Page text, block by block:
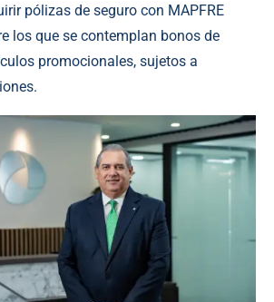
pólizas de seguro con MAPFRE
los que se contemplan bonos de
promocionales, sujetos a